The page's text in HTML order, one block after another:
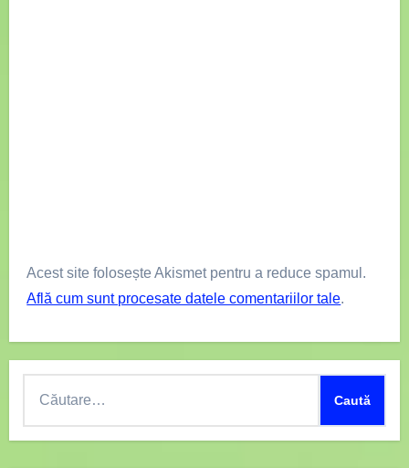
Acest site folosește Akismet pentru a reduce spamul.
Află cum sunt procesate datele comentariilor tale.